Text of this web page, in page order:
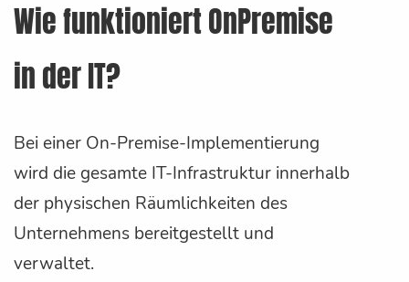
Wie funktioniert OnPremise
in der IT?
Bei einer On-Premise-Implementierung
wird die gesamte IT-Infrastruktur innerhalb
der physischen Räumlichkeiten des
Unternehmens bereitgestellt und
verwaltet.